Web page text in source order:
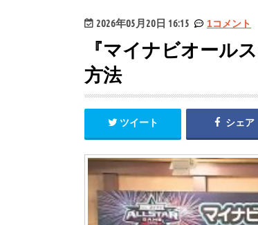
2026年05月20日 16:15 1コメント
『マイナビオール
方法
ツイート シェア